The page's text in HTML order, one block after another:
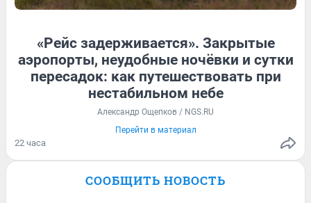
57 Обсудить 13 Обсудить
«Рейс задерживается». Закрытые
аэропорты, неудобные ночёвки и сутки
пересадок: как путешествовать при
нестабильном небе
Александр Ощепков / NGS.RU
Перейти в материал
22 часа
СООБЩИТЬ НОВОСТЬ